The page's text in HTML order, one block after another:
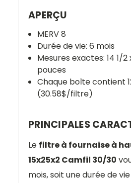
APERÇU
MERV 8
Durée de vie: 6 mois
Mesures exactes: 14 1/2
pouces
Chaque boîte contient
(30.58$/filtre)
PRINCIPALES
Le filtre à fournaise à
15x25x2 Camfil 30/30
mois, soit une durée de vie